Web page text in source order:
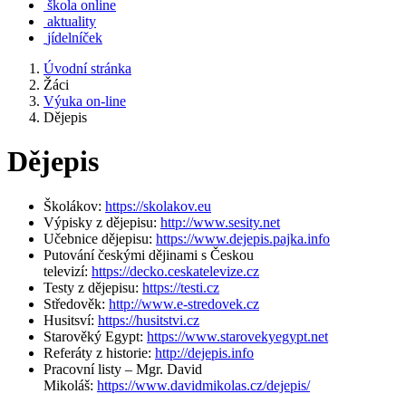
škola online
aktuality
jídelníček
Úvodní stránka
Žáci
Výuka on-line
Dějepis
Dějepis
Školákov: https://skolakov.eu
Výpisky z dějepisu: http://www.sesity.net
Učebnice dějepisu: https://www.dejepis.pajka.info
Putování českými dějinami s Českou
televizí: https://decko.ceskatelevize.cz
Testy z dějepisu: https://testi.cz
Středověk: http://www.e-stredovek.cz
Husitsví: https://husitstvi.cz
Starověký Egypt: https://www.starovekyegypt.net
Referáty z historie: http://dejepis.info
Pracovní listy – Mgr. David
Mikoláš: https://www.davidmikolas.cz/dejepis/